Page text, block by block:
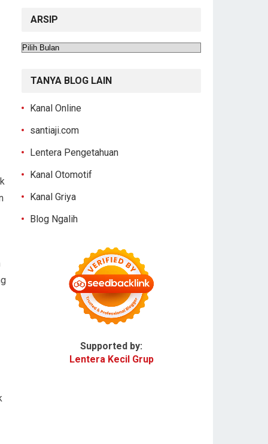
ARSIP
Arsip
TANYA BLOG LAIN
Kanal Online
santiaji.com
Lentera Pengetahuan
Kanal Otomotif
Kanal Griya
Blog Ngalih
Supported by:
Lentera Kecil Grup